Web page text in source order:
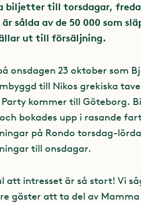
biljetter till torsdagar,
sålda av de 50 000 som
ut till försäljning.
onsdagen 23 oktober som
till Nikos grekiska
Party kommer till Göteborg.
bokades upp i rasande
på Rondo torsdag-
till onsdagar.
att intresset är så stort! Vi
gäster att ta del av